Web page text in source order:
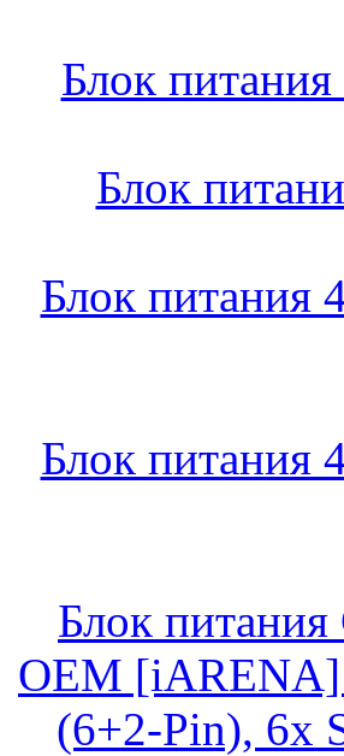
Блок
Блок
Блок питания
Блок питания
Блок
OEM
(6+2-Pin), 6x